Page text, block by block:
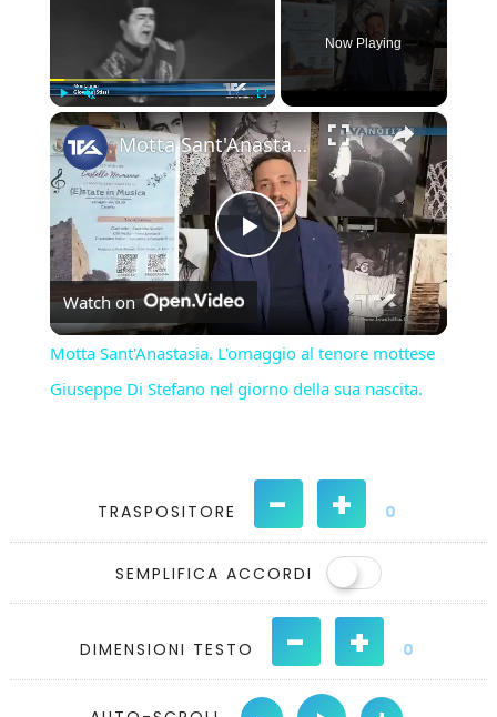
Play Unmute Fullscreen
Now Playing
×
Play
Video
Motta Sant'Anastasia. L'omaggio al tenore mottese Giuseppe Di Stefano nel giorno della sua nascita.
Watch on
Motta Sant'Anastasia. L'omaggio al tenore mottese
Giuseppe Di Stefano nel giorno della sua nascita.
TRASPOSITORE - + 0
SEMPLIFICA ACCORDI
DIMENSIONI TESTO - + 0